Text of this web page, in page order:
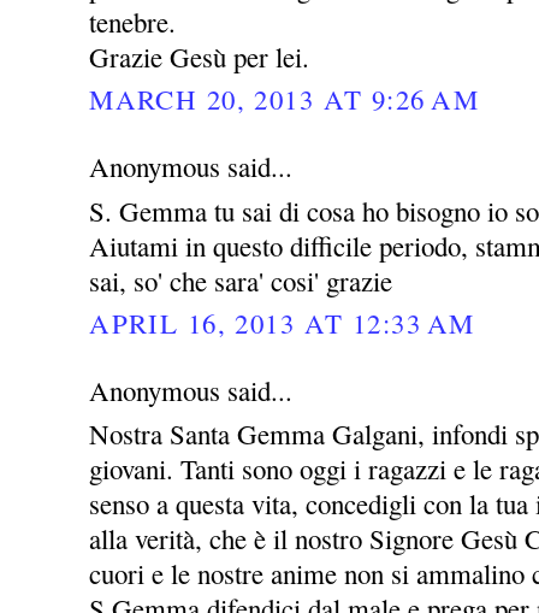
tenebre.
Grazie Gesù per lei.
MARCH 20, 2013 AT 9:26 AM
Anonymous said...
S. Gemma tu sai di cosa ho bisogno io
Aiutami in questo difficile periodo,
sai, so' che sara' cosi' grazie
APRIL 16, 2013 AT 12:33 AM
Anonymous said...
Nostra Santa Gemma Galgani, infondi
giovani. Tanti sono oggi i ragazzi e le
senso a questa vita, concedigli con la
alla verità, che è il nostro Signore Gesù
cuori e le nostre anime non si ammalino